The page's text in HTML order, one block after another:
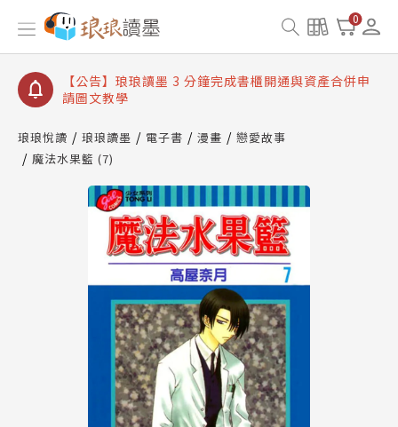
0
【公告】琅琅讀墨書櫃開通常見問題
【公告】琅琅讀墨 3 分鐘完成書櫃開通與資產合併申
【公告】琅琅書店服務升級重要說明及資產合併結果
查詢
琅琅悅讀 琅琅讀墨 電子書 漫畫
戀愛故事
魔法水果籃 (7)